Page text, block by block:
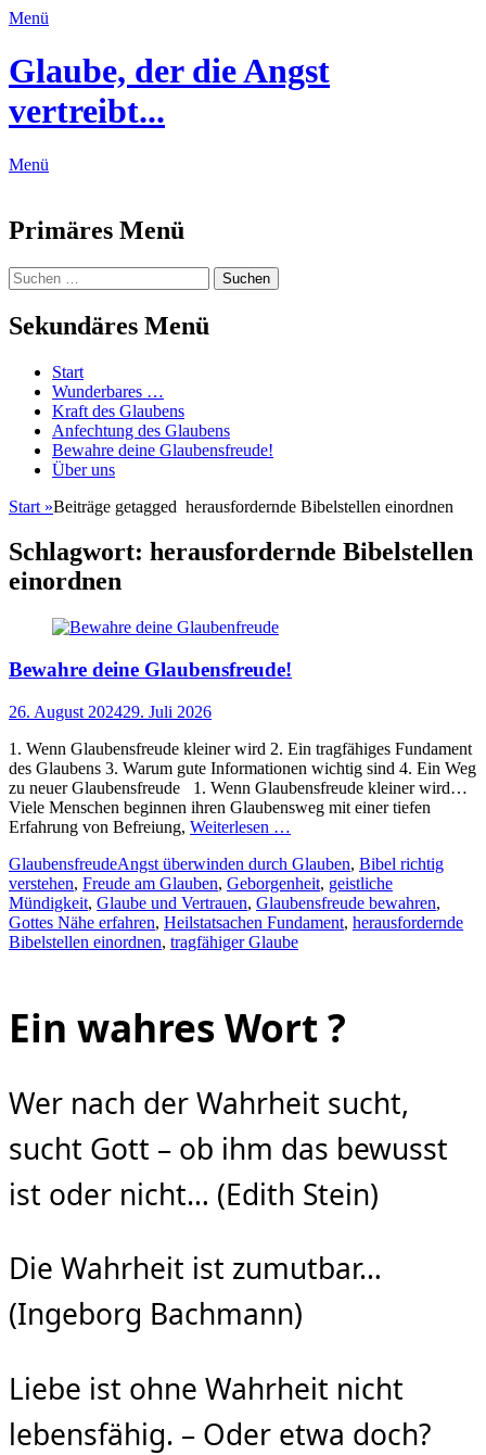
Menü
Glaube, der die Angst
vertreibt...
Menü
Primäres Menü
Zum
Inhalt
springen
Suchen
Suchen
nach:
Sekundäres Menü
Zum
Inhalt
springen
Start
Wunderbares …
Kraft des Glaubens
Anfechtung des Glaubens
Bewahre deine Glaubensfreude!
Über uns
Start »Beiträge getagged herausfordernde Bibelstellen einordnen
Schlagwort: herausfordernde Bibelstellen
einordnen
Bewahre deine Glaubensfreude!
Posted
26. August 202429. Juli 2026
1. Wenn Glaubensfreude kleiner wird 2. Ein tragfähiges Fundament
des Glaubens 3. Warum gute Informationen wichtig sind 4. Ein Weg
zu neuer Glaubensfreude 1. Wenn Glaubensfreude kleiner wird…
Viele Menschen beginnen ihren Glaubensweg mit einer tiefen
Erfahrung von Befreiung, Weiterlesen …
Kategorien
GlaubensfreudeSchlagworte
Angst überwinden durch Glauben, Bibel richtig
verstehen, Freude am Glauben, Geborgenheit, geistliche
Mündigkeit, Glaube und Vertrauen, Glaubensfreude bewahren,
Gottes Nähe erfahren, Heilstatsachen Fundament, herausfordernde
Bibelstellen einordnen, tragfähiger Glaube
Ein wahres Wort ?
Wer nach der Wahrheit sucht,
sucht Gott – ob ihm das bewusst
ist oder nicht… (Edith Stein)
Die Wahrheit ist zumutbar…
(Ingeborg Bachmann)
Liebe ist ohne Wahrheit nicht
lebensfähig. – Oder etwa doch?